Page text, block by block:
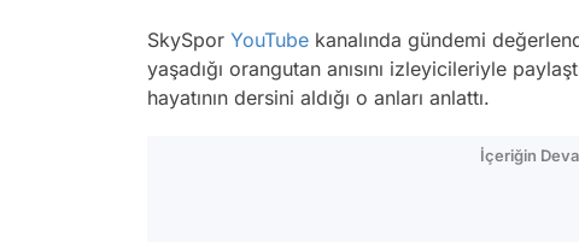
SkySpor YouTube kanalında gündemi
yaşadığı orangutan anısını izleyicileriyle
hayatının dersini aldığı o anları anlattı.
İçeriğin